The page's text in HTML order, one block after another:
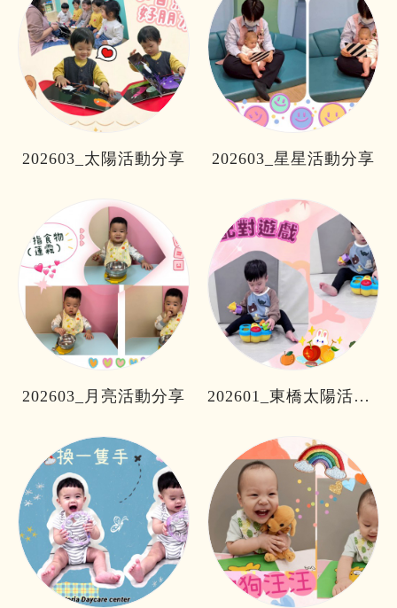
202603_太陽活動分享 202603_星星活動分享
202603_月亮活動分享 202601_東橋太陽活動分享